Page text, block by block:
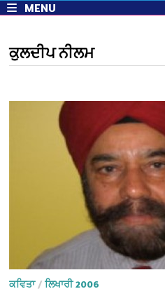
MENU
ਕੁਲਦੀਪ ਨੀਲਮ
ਕਵਿਤਾ/ਲਿਖਾਰੀ 2006